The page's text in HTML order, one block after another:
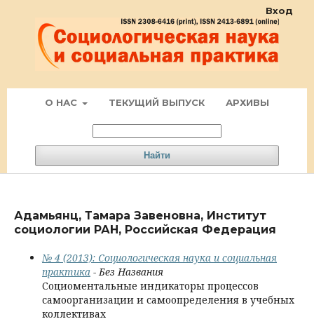
О НАС ТЕКУЩИЙ ВЫПУСК АРХИВЫ
Найти
Вход
Адамьянц, Тамара Завеновна, Институт
социологии РАН, Российская Федерация
№ 4 (2013): Социологическая наука и социальная
практика - Без Названия
Социоментальные индикаторы процессов
самоорганизации и самоопределения в учебных
коллективах